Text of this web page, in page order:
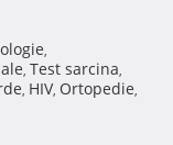
,
, Test sarcina,
, HIV, Ortopedie,